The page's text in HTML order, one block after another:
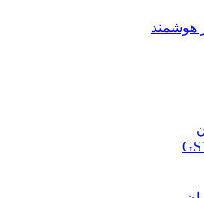
هوشمند